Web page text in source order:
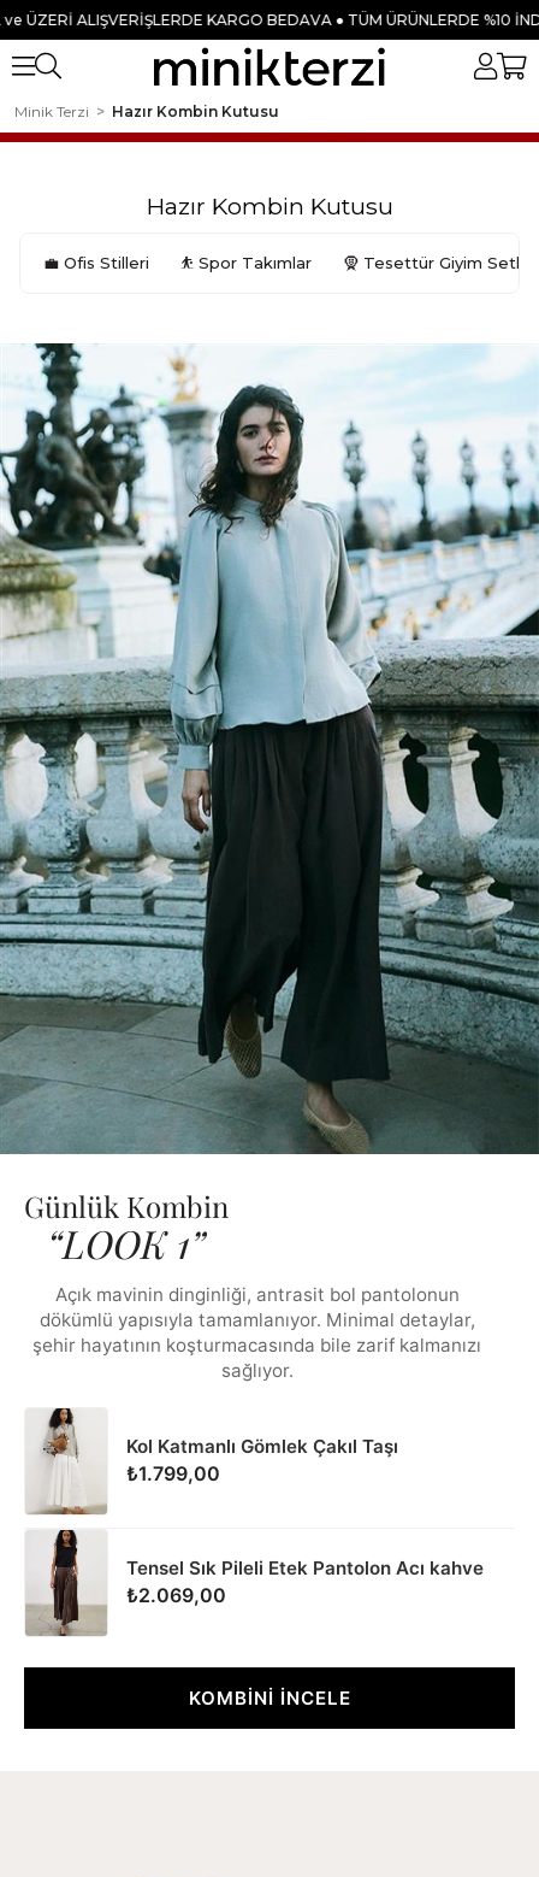
● TÜM ÜRÜNLERDE %10 İNDİRİM!YENİ SEZON ÜRÜNLER●
Minik Terzi Hazır Kombin Kutusu
Hazır Kombin Kutusu
💼 Ofis Stilleri ⛹️ Spor Takımlar 🧕 Tesettür Giyim Setleri
Günlük Kombin
“LOOK 1”
Açık mavinin dinginliği, antrasit bol pantolonun
dökümlü yapısıyla tamamlanıyor. Minimal detaylar,
şehir hayatının koşturmacasında bile zarif kalmanızı
sağlıyor.
Kol Katmanlı Gömlek Çakıl Taşı
₺1.799,00
Tensel Sık Pileli Etek Pantolon Acı kahve
₺2.069,00
KOMBİNİ İNCELE